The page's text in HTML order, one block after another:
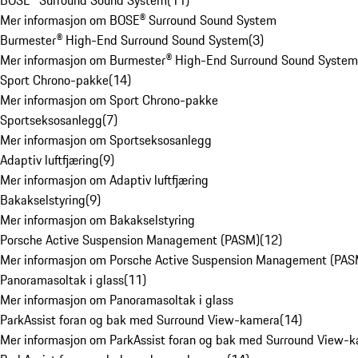
Mer informasjon om BOSE® Surround Sound System
Burmester® High-End Surround Sound System(3)
Mer informasjon om Burmester® High-End Surround Sound System
Sport Chrono-pakke(14)
Mer informasjon om Sport Chrono-pakke
Sportseksosanlegg(7)
Mer informasjon om Sportseksosanlegg
Adaptiv luftfjæring(9)
Mer informasjon om Adaptiv luftfjæring
Bakakselstyring(9)
Mer informasjon om Bakakselstyring
Porsche Active Suspension Management (PASM)(12)
Mer informasjon om Porsche Active Suspension Management
Panoramasoltak i glass(11)
Mer informasjon om Panoramasoltak i glass
ParkAssist foran og bak med Surround View-kamera(14)
Mer informasjon om ParkAssist foran og bak med Surround View-